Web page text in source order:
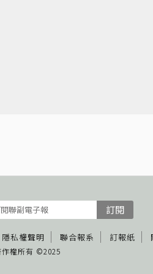
訂閱
隱私權聲明 聯合報系 訂報紙
權所有 ©2025